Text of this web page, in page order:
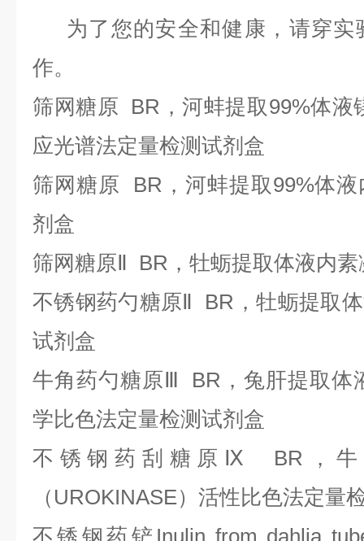
为了您的安全和健康，请穿实
作。
筛网糖原 BR，河蚌提取99%体液
应光谱法定量检测试剂盒
筛网糖原 BR，河蚌提取99%体
剂盒
筛网糖原Ⅱ BR，牡蛎提取体液内
不锈钢药勺糖原Ⅱ BR，牡蛎提取
试剂盒
牛角药勺糖原Ⅲ BR，兔肝提取体
学比色法定量检测试剂盒
不锈钢药刮糖原 Ⅸ BR，牛
（UROKINASE）活性比色法定量
不锈钢药铲 Inulin from dahlia